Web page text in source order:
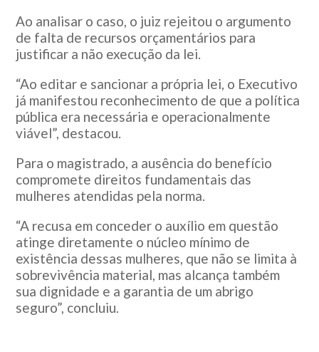
Ao analisar o caso, o juiz rejeitou o argumento
de falta de recursos orçamentários para
justificar a não execução da lei.
“Ao editar e sancionar a própria lei, o Executivo
já manifestou reconhecimento de que a política
pública era necessária e operacionalmente
viável”, destacou.
Para o magistrado, a ausência do benefício
compromete direitos fundamentais das
mulheres atendidas pela norma.
“A recusa em conceder o auxílio em questão
atinge diretamente o núcleo mínimo de
existência dessas mulheres, que não se limita à
sobrevivência material, mas alcança também
sua dignidade e a garantia de um abrigo
seguro”, concluiu.